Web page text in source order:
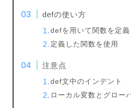
defの使い方
defを用いて関数を定義
定義した関数を使用
注意点
def文中のインデント
ローカル変数とグロー